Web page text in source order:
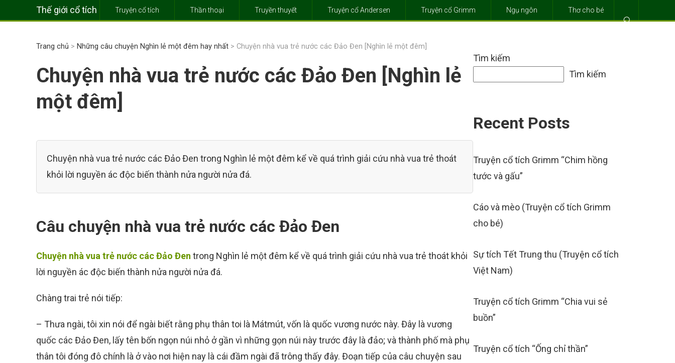
Thế giới cổ tích
⌕
Truyện cổ tích Thần thoại Truyền thuyết Truyện cổ Andersen Truyện cổ Grimm Ngụ ngôn Thơ cho bé
Trang chủ > Những câu chuyện Nghìn lẻ một đêm hay nhất > Chuyện nhà vua trẻ nước các Đảo Đen [Nghìn lẻ một đêm]
Chuyện nhà vua trẻ nước các Đảo Đen [Nghìn lẻ
một đêm]
Chuyện nhà vua trẻ nước các Đảo Đen trong Nghìn lẻ một đêm kể về quá trình giải cứu nhà vua trẻ thoát
khỏi lời nguyền ác độc biến thành nửa người nửa đá.
Câu chuyện nhà vua trẻ nước các Đảo Đen
Chuyện nhà vua trẻ nước các Đảo Đen trong Nghìn lẻ một đêm kể về quá trình giải cứu nhà vua trẻ thoát khỏi
lời nguyền ác độc biến thành nửa người nửa đá.
Chàng trai trẻ nói tiếp:
– Thưa ngài, tôi xin nói để ngài biết rằng phụ thân toi là Mátmút, vốn là quốc vương nước này. Đây là vương
quốc các Đảo Đen, lấy tên bốn ngọn núi nhỏ ở gần vì những gọn núi này trước đây là đảo; và thành phố mà phụ
thân tôi đóng đô chính là ở vào nơi hiện nay là cái đầm ngài đã trông thấy đây. Đoạn tiếp của câu chuyện sau
Tìm kiếm
Tìm kiếm
Recent Posts
Truyện cổ tích Grimm “Chim hồng
tước và gấu”
Cáo và mèo (Truyện cổ tích Grimm
cho bé)
Sự tích Tết Trung thu (Truyện cổ tích
Việt Nam)
Truyện cổ tích Grimm “Chia vui sẻ
buồn”
Truyện cổ tích “Ống chỉ thần”